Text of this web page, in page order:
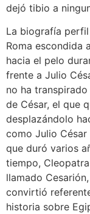
dejó tibio a
La biografía
Roma escondida
hacia el pelo
frente a Julio
no ha
de César, el que
desplazándolo
como Julio
que duró varios
tiempo,
llamado
convirtió
historia sobre